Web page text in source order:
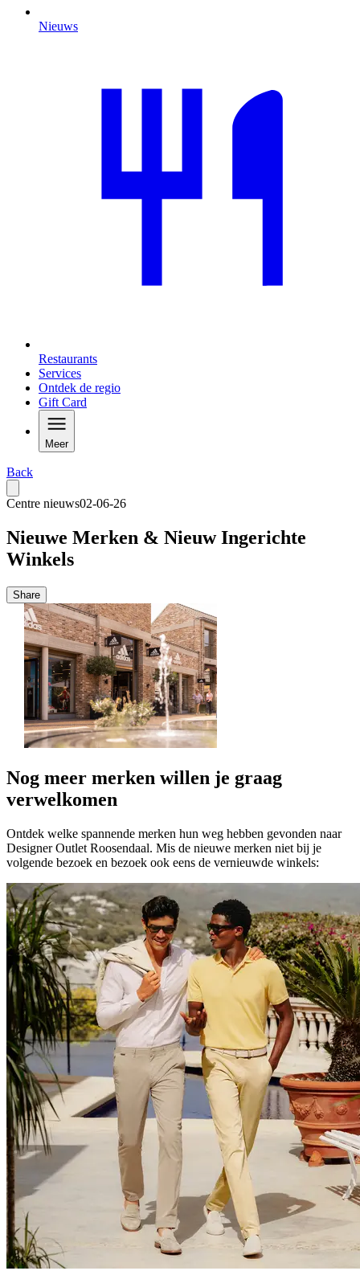
Nieuws
Restaurants
Services
Ontdek de regio
Gift Card
Meer
Back
Centre nieuws02-06-26
Nieuwe Merken & Nieuw Ingerichte
Winkels
Share
Nog meer merken willen je graag
verwelkomen
Ontdek welke spannende merken hun weg hebben gevonden naar
Designer Outlet Roosendaal. Mis de nieuwe merken niet bij je
volgende bezoek en bezoek ook eens de vernieuwde winkels: